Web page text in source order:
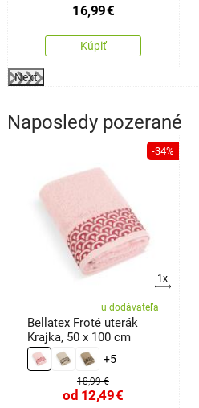
16,99€
Kúpiť
Next
Naposledy pozerané
-34%
1x
u dodávateľa
Bellatex Froté uterák
Krajka, 50 x 100 cm
+5
18,99 €
od 12,49€